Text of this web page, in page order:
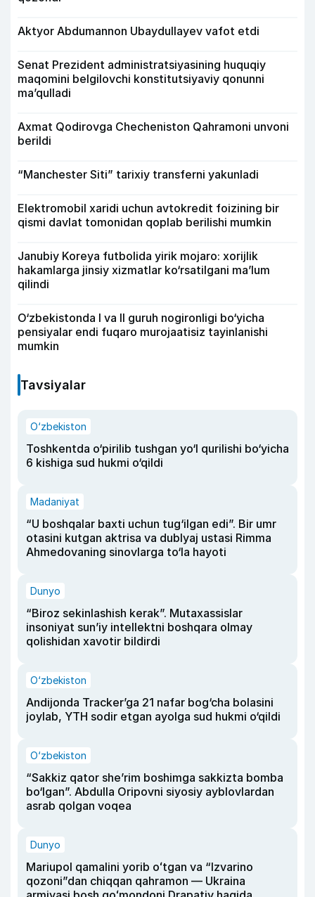
Aktyor Abdu­mannon Ubaydullayev vafot etdi
Senat Prezident administratsiyasining huquqiy
maqomini belgilovchi konstitutsiyaviy qonunni
ma’qulladi
Axmat Qodirovga Checheniston Qahramoni unvoni
berildi
“Manchester Siti” tarixiy transferni yakunladi
Elektromobil xaridi uchun avtokredit foizining bir
qismi davlat tomonidan qoplab berilishi mumkin
Janubiy Koreya futbolida yirik mojaro: xorijlik
hakamlarga jinsiy xizmatlar ko‘rsatilgani ma’lum
qilindi
O‘zbekistonda I va II guruh nogironligi bo‘yicha
pensiyalar endi fuqaro murojaatisiz tayinlanishi
mumkin
Tavsiyalar
O‘zbekiston
Toshkentda o‘pirilib tushgan yo‘l qurilishi bo‘yicha
6 kishiga sud hukmi o‘qildi
Madaniyat
“U boshqalar baxti uchun tug‘ilgan edi”. Bir umr
otasini kutgan aktrisa va dublyaj ustasi Rimma
Ahmedovaning sinovlarga to‘la hayoti
Dunyo
“Biroz sekinlashish kerak”. Mutaxassislar
insoniyat sun’iy intellektni boshqara olmay
qolishidan xavotir bildirdi
O‘zbekiston
Andijonda Tracker’ga 21 nafar bog‘cha bolasini
joylab, YTH sodir etgan ayolga sud hukmi o‘qildi
O‘zbekiston
“Sakkiz qator she’rim boshimga sakkizta bomba
bo‘lgan”. Abdulla Oripovni siyosiy ayblovlardan
asrab qolgan voqea
Dunyo
Mariupol qamalini yorib oʻtgan va “Izvarino
qozoni”dan chiqqan qahramon — Ukraina